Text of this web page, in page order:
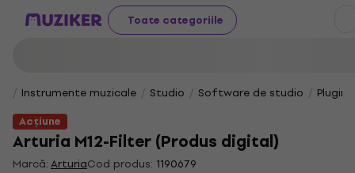
Toate categoriile
Instrumente muzicale Studio Software de studio
Acțiune
Arturia M12-Filter (Produs digital)
Marcă:ArturiaCod produs: 1190679